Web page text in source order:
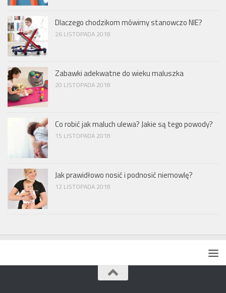
Dlaczego chodzikom mówimy stanowczo NIE?
26 LISTOPADA 2018
Zabawki adekwatne do wieku maluszka
20 LISTOPADA 2018
Co robić jak maluch ulewa? Jakie są tego powody?
15 LISTOPADA 2018
Jak prawidłowo nosić i podnosić niemowlę?
12 LISTOPADA 2018